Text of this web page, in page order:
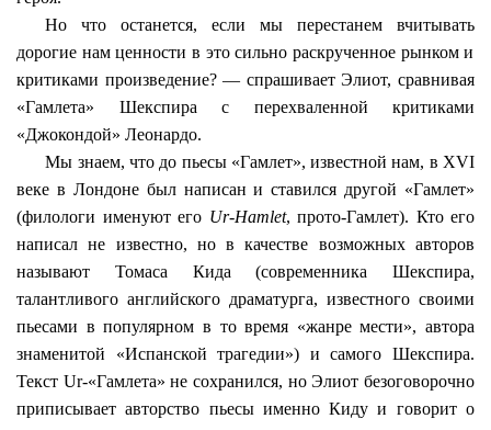
Но что останется, если мы перестанем вчитывать
дорогие нам ценности в это сильно раскрученное рынком и
критиками произведение? — спрашивает Элиот, сравнивая
«Гамлета» Шекспира с перехваленной критиками
«Джокондой» Леонардо.
Мы знаем, что до пьесы «Гамлет», известной нам, в XVI
веке в Лондоне был написан и ставился другой «Гамлет»
(филологи именуют его Ur-Hamlet, прото-Гамлет). Кто его
написал не известно, но в качестве возможных авторов
называют Томаса Кида (современника Шекспира,
талантливого английского драматурга, известного своими
пьесами в популярном в то время «жанре мести», автора
знаменитой «Испанской трагедии») и самого Шекспира.
Текст Ur-«Гамлета» не сохранился, но Элиот безоговорочно
приписывает авторство пьесы именноКиду и говорит о